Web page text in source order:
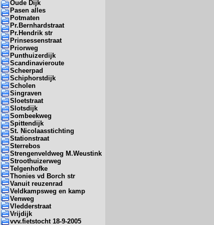
Oude Dijk
Pasen alles
Potmaten
Pr.Bernhardstraat
Pr.Hendrik str
Prinsessenstraat
Priorweg
Punthuizerdijk
Scandinavieroute
Scheerpad
Schiphorstdijk
Scholen
Singraven
Sloetstraat
Slotsdijk
Sombeekweg
Spittendijk
St. Nicolaasstichting
Stationstraat
Sterrebos
Strengenveldweg M.Weustink
Stroothuizerweg
Telgenhofke
Thonies vd Borch str
Vanuit reuzenrad
Veldkampsweg en kamp
Venweg
Vledderstraat
Vrijdijk
vvv.fietstocht 18-9-2005